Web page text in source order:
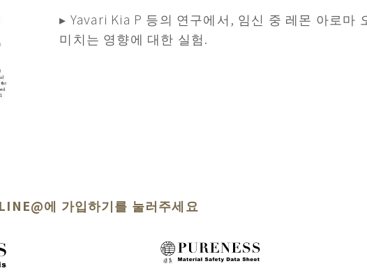
▸ Yavari Kia P 등의 연구에서, 임신 중 레몬 아로마
미치는 영향에 대한 실험.
에 가입하기를 눌러주세요